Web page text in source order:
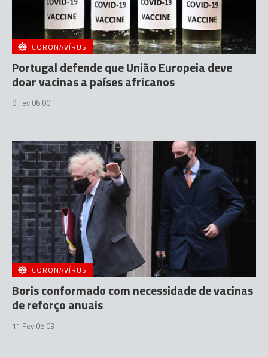
CORONAVÍRUS
Portugal defende que União Europeia deve
doar vacinas a países africanos
9 Fev 06:00
CORONAVÍRUS
Boris conformado com necessidade de vacinas
de reforço anuais
11 Fev 05:03